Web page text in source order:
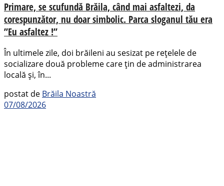
Primare, se scufundă Brăila, când mai asfaltezi, da
corespunzător, nu doar simbolic. Parca sloganul tău era
”Eu asfaltez !”
În ultimele zile, doi brăileni au sesizat pe rețelele de
socializare două probleme care țin de administrarea
locală și, în...
postat de Brăila Noastră
07/08/2026